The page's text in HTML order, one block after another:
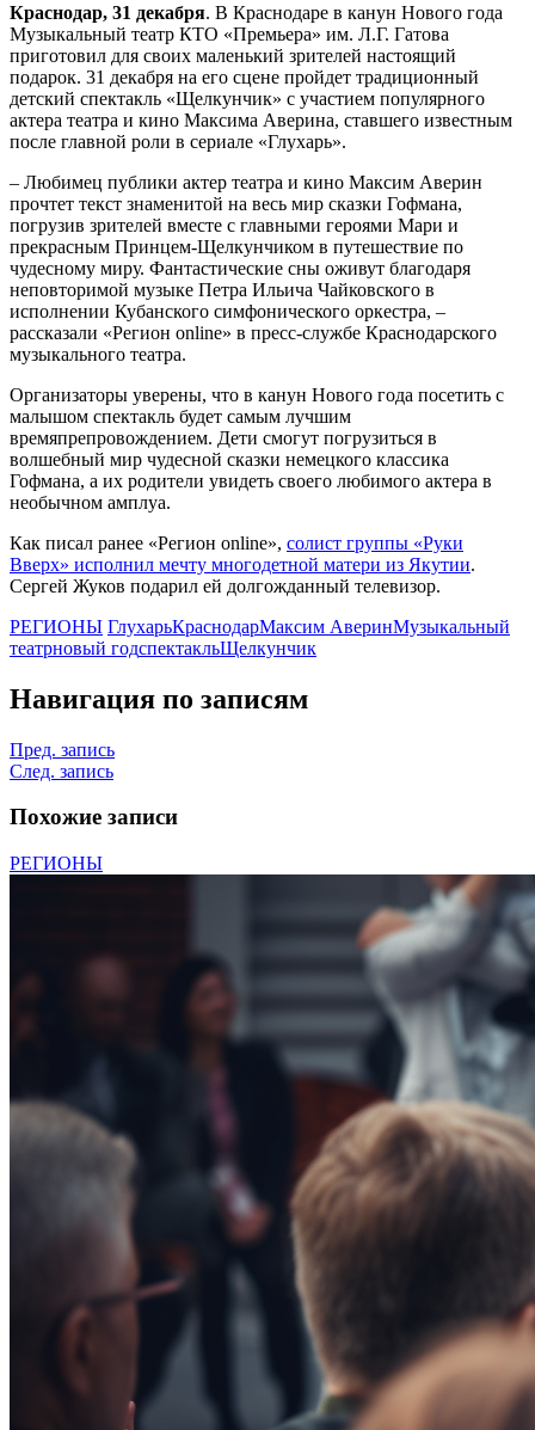
Краснодар, 31 декабря. В Краснодаре в канун Нового года
Музыкальный театр КТО «Премьера» им. Л.Г. Гатова
приготовил для своих маленький зрителей настоящий
подарок. 31 декабря на его сцене пройдет традиционный
детский спектакль «Щелкунчик» с участием популярного
актера театра и кино Максима Аверина, ставшего известным
после главной роли в сериале «Глухарь».
– Любимец публики актер театра и кино Максим Аверин
прочтет текст знаменитой на весь мир сказки Гофмана,
погрузив зрителей вместе с главными героями Мари и
прекрасным Принцем-Щелкунчиком в путешествие по
чудесному миру. Фантастические сны оживут благодаря
неповторимой музыке Петра Ильича Чайковского в
исполнении Кубанского симфонического оркестра, –
рассказали «Регион online» в пресс-службе Краснодарского
музыкального театра.
Организаторы уверены, что в канун Нового года посетить с
малышом спектакль будет самым лучшим
времяпрепровождением. Дети смогут погрузиться в
волшебный мир чудесной сказки немецкого классика
Гофмана, а их родители увидеть своего любимого актера в
необычном амплуа.
Как писал ранее «Регион online», солист группы «Руки
Вверх» исполнил мечту многодетной матери из Якутии.
Сергей Жуков подарил ей долгожданный телевизор.
РЕГИОНЫ ГлухарьКраснодарМаксим АверинМузыкальный
театрновый годспектакльЩелкунчик
Навигация по записям
Пред. запись
След. запись
Похожие записи
РЕГИОНЫ